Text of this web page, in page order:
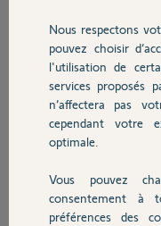
Chauffage
Autres produits
Devis avec un pro
Réponses
Bonjour Nicole
Patientez, vous serez
Bonne journée !
Jean-Luc B.
Nous respectons
pouvez choisir
l'utilisation de
services proposés
n’affectera pas
cependant votre
optimale.
Vous pouvez
consentement à
préférences des